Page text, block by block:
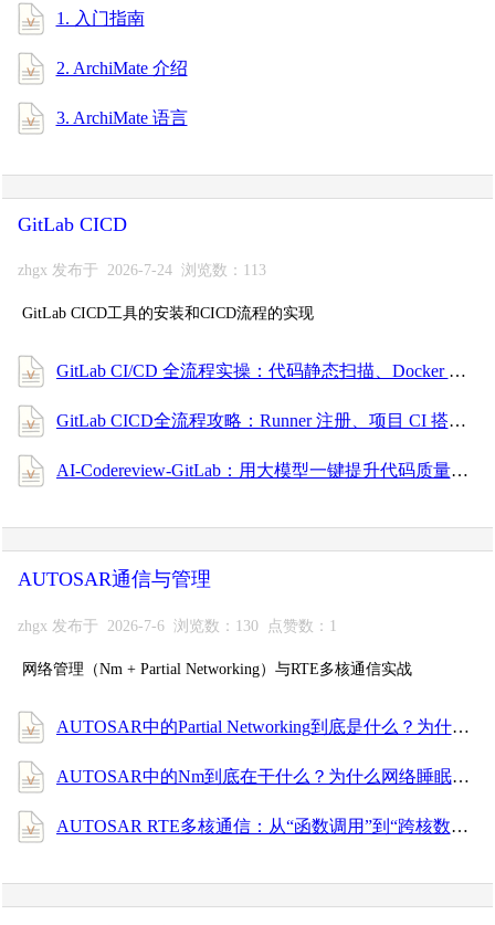
1. 入门指南
2. ArchiMate 介绍
3. ArchiMate 语言
GitLab CICD
zhgx 发布于 2026-7-24 浏览数：113
GitLab CICD工具的安装和CICD流程的实现
GitLab CI/CD 全流程实操：代码静态扫描、Docker 构建、镜像安全扫描与部署（安全合规篇）
GitLab CICD全流程攻略：Runner 注册、项目 CI 搭建、触发规则配置，小白也能上手！
AI-Codereview-GitLab：用大模型一键提升代码质量的自动审查利器
AUTOSAR通信与管理
zhgx 发布于 2026-7-6 浏览数：130 点赞数：1
网络管理（Nm + Partial Networking）与RTE多核通信实战
AUTOSAR中的Partial Networking到底是什么？为什么一辆车睡觉时总有几个ECU醒着？
AUTOSAR中的Nm到底在干什么？为什么网络睡眠、网络唤醒全靠它？
AUTOSAR RTE多核通信：从“函数调用”到“跨核数据搬运”的真相